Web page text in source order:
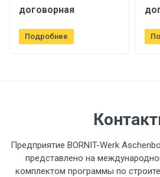
договорная
Подробнее
Предприятие BORNIT-Werk
представлено на
комплектом программы по